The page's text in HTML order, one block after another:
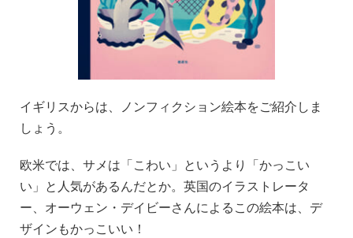
イギリスからは、ノンフィクション絵本をご紹介しま
しょう。
欧米では、サメは「こわい」というより「かっこい
い」と人気があるんだとか。英国のイラストレータ
ー、オーウェン・デイビーさんによるこの絵本は、デ
ザインもかっこいい！